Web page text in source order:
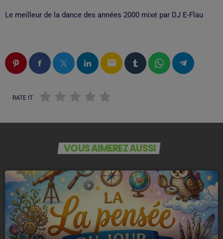
Le meilleur de la dance des années 2000 mixé par DJ E-Flau
email
RATE IT
VOUS AIMEREZ AUSSI